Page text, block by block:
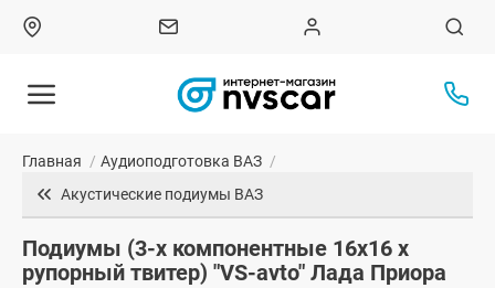
Главная / Аудиоподготовка ВАЗ /
Акустические подиумы ВАЗ
Подиумы (3-х компонентные 16x16 x
рупорный твитер) "VS-avto" Лада Приора